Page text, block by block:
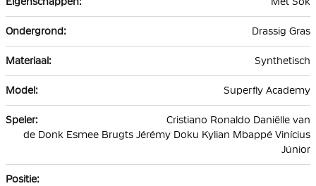
Drassig Gras
Synthetisch
Superfly Academy
Cristiano Ronaldo Daniëlle van
de Donk Esmee Brugts Jérémy Doku Kylian Mbappé Vinícius
Júnior